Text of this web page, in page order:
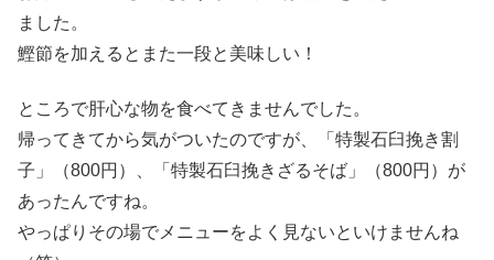
ました。
鰹節を加えるとまた一段と美味しい！
ところで肝心な物を食べてきませんでした。
帰ってきてから気がついたのですが、「特製石臼挽き割
子」（800円）、「特製石臼挽きざるそば」（800円）が
あったんですね。
やっぱりその場でメニューをよく見ないといけませんね